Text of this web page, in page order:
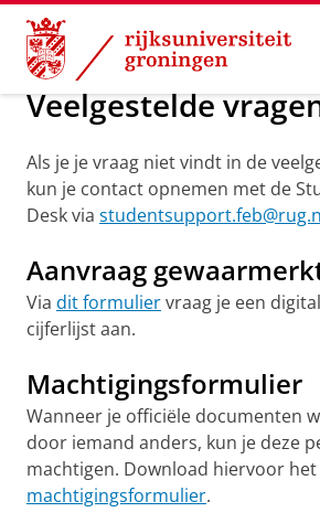
Skip
Content
Skip
Navigation
Over ons
Veelgestelde
Als je je vraag niet vindt in de
kun je contact opnemen met de
Desk via
Aanvraag
Via dit formuliervraag je een
cijferlijst aan.
Machtigingsformulier
Wanneer je officiële documenten
door iemand anders, kun je deze
machtigen. Download hiervoor het
machtigingsformulier.